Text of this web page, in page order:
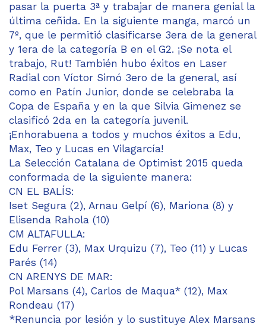
pasar la puerta 3ª y trabajar de manera genial la
última ceñida. En la siguiente manga, marcó un
7º, que le permitió clasificarse 3era de la general
y 1era de la categoría B en el G2. ¡Se nota el
trabajo, Rut! También hubo éxitos en Laser
Radial con Víctor Simó 3ero de la general, así
como en Patín Junior, donde se celebraba la
Copa de España y en la que Silvia Gimenez se
clasificó 2da en la categoría juvenil.
¡Enhorabuena a todos y muchos éxitos a Edu,
Max, Teo y Lucas en Vilagarcía!
La Selección Catalana de Optimist 2015 queda
conformada de la siguiente manera:
CN EL BALÍS:
Iset Segura (2), Arnau Gelpí (6), Mariona (8) y
Elisenda Rahola (10)
CM ALTAFULLA:
Edu Ferrer (3), Max Urquizu (7), Teo (11) y Lucas
Parés (14)
CN ARENYS DE MAR:
Pol Marsans (4), Carlos de Maqua* (12), Max
Rondeau (17)
*Renuncia por lesión y lo sustituye Alex Marsans